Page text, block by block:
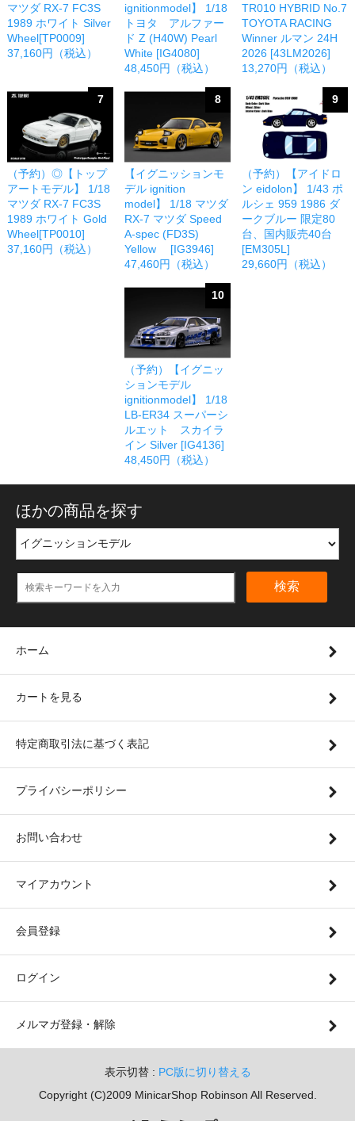
マツダ RX-7 FC3S
1989 ホワイト Silver
Wheel[TP0009]
37,160円（税込）
ignitionmodel】 1/18
トヨタ アルファー
ド Z (H40W) Pearl
White [IG4080]
48,450円（税込）
TR010 HYBRID No.7
TOYOTA RACING
Winner ルマン 24H
2026 [43LM2026]
13,270円（税込）
7
（予約）◎【トップ
アートモデル】 1/18
マツダ RX-7 FC3S
1989 ホワイト Gold
Wheel[TP0010]
37,160円（税込）
8
【イグニッションモ
デル ignition
model】 1/18 マツダ
RX-7 マツダ Speed
A-spec (FD3S)
Yellow [IG3946]
47,460円（税込）
9
（予約）【アイドロ
ン eidolon】 1/43 ポ
ルシェ 959 1986 ダ
ークブルー 限定80
台、国内販売40台
[EM305L]
29,660円（税込）
10
（予約）【イグニッ
ションモデル
ignitionmodel】 1/18
LB-ER34 スーパーシ
ルエット スカイラ
イン Silver [IG4136]
48,450円（税込）
ほかの商品を探す
検索
ホーム
カートを見る
特定商取引法に基づく表記
プライバシーポリシー
お問い合わせ
マイアカウント
会員登録
ログイン
メルマガ登録・解除
表示切替 : PC版に切り替える
Copyright (C)2009 MinicarShop Robinson All Reserved.